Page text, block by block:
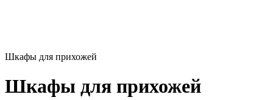
Шкафы для прихожей
Шкафы для прихожей